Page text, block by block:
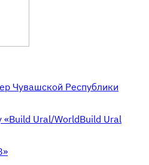
Чувашской Республики
Ural/WorldBuild Ural